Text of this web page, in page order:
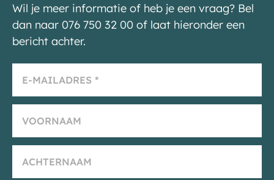
Wil je meer informatie of heb je een vraag? Bel
dan naar 076 750 32 00 of laat hieronder een
bericht achter.